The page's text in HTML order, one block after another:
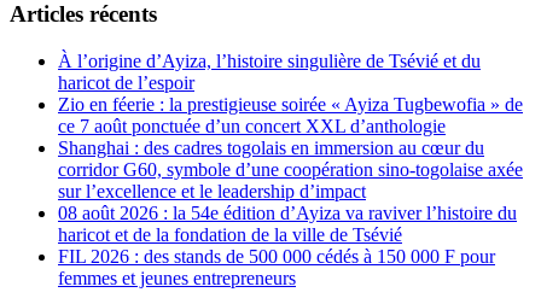
Articles récents
À l’origine d’Ayiza, l’histoire singulière de Tsévié et du
haricot de l’espoir
Zio en féerie : la prestigieuse soirée « Ayiza Tugbewofia » de
ce 7 août ponctuée d’un concert XXL d’anthologie
Shanghai : des cadres togolais en immersion au cœur du
corridor G60, symbole d’une coopération sino-togolaise axée
sur l’excellence et le leadership d’impact
08 août 2026 : la 54e édition d’Ayiza va raviver l’histoire du
haricot et de la fondation de la ville de Tsévié
FIL 2026 : des stands de 500 000 cédés à 150 000 F pour
femmes et jeunes entrepreneurs